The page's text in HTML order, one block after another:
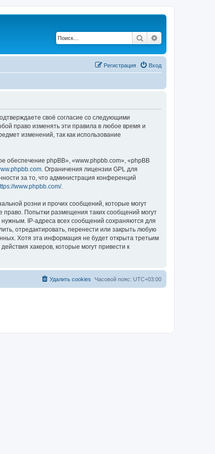
Поиск
Вход
Регистрация
своё согласие со следующими
право изменять эти правила в любое время и
изменений, так как использование
обеспечение phpBB», «www.phpbb.com», «phpBB
. Ограничения лицензии GPL для
за то, что администрация конференций
www.phpbb.com/.
розни и прочих сообщений, которые могут
право. Попытки размещения таких сообщений могут
IP-адреса всех сообщений сохраняются для
отредактировать, перенести или закрыть любую
Хотя эта информация не будет открыта третьим
хакеров, которые могут привести к
Часовой пояс: UTC+03:00
Удалить cookies